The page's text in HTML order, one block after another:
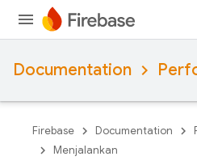
Documentation
Firebase Documentation
Menjalankan